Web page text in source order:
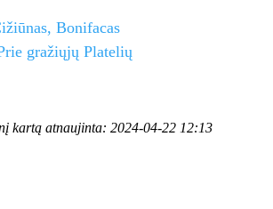
Bonifacas
gražiųjų Platelių
kartą atnaujinta: 2024-04-22 12:13